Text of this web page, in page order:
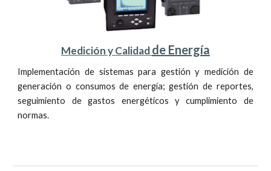
Medición y Calidadde Energía
Implementación de sistemas para gestión y medición de
generación o consumos de energía; gestión de reportes,
seguimiento de gastos energéticos y cumplimiento de
normas.